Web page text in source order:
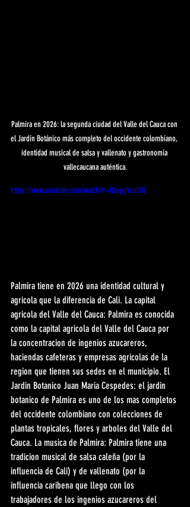
Palmira en 2026: la segunda ciudad del Valle del Cauca con
el Jardín Botánico más completo del occidente colombiano,
identidad musical de salsa y vallenato y gastronomía
vallecaucana auténtica.
https://www.youtube.com/watch?v=QayggVcuUtQ
Palmira tiene en 2026 una identidad cultural y
agricola que la diferencia de Cali. La capital
agricola del Valle del Cauca: Palmira es conocida
como la capital agricola del Valle del Cauca por
la concentracion de ingenios azucareros,
haciendas cafeteras y empresas agricolas de la
region que tienen sus sedes en el municipio. El
Jardin Botanico Juan Maria Cespedes: el jardin
botanico de Palmira es uno de los mas completos
del occidente colombiano con colecciones de
plantas tropicales, flores y arboles del Valle del
Cauca. La musica de Palmira: Palmira tiene una
tradicion musical de salsa caleña (por la
influencia de Cali) y de vallenato (por la
influencia caribena que llego con los
trabajadores de los ingenios azucareros del